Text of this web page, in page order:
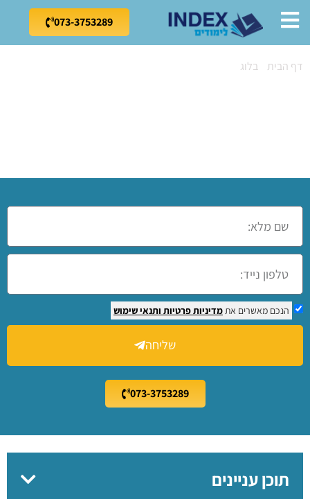
073-3753289
דף הבית בלוג
הנכם מאשרים אתמדיניות פרטיות ותנאי שימוש
שליחה
073-3753289
תוכן עניינים